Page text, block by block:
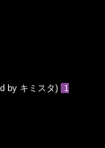
by キミスタ)
1